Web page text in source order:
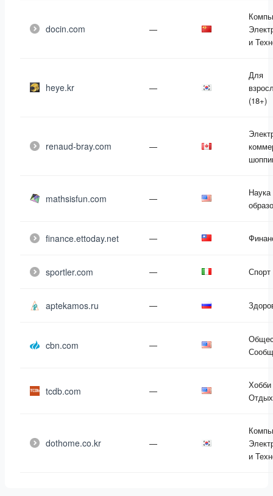
docin.com —
и
heye.kr —
Для
(18+)
renaud-bray.com —
mathsisfun.com —
Наука
finance.ettoday.net —
sportler.com — Спорт
aptekamos.ru —
cbn.com —
tcdb.com —
Хобби
Отдых
dothome.co.kr —
и